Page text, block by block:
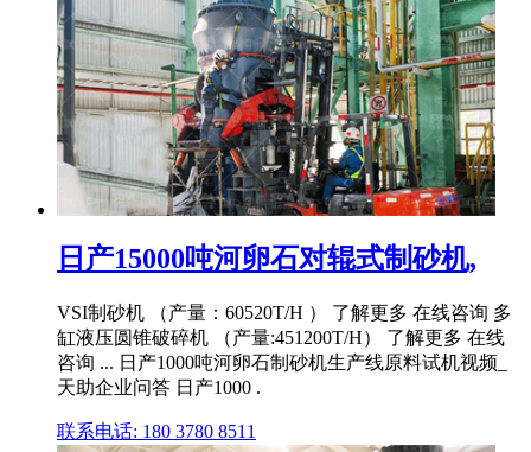
日产15000吨河卵石对辊式制砂机,
VSI制砂机 （产量：60520T/H ） 了解更多 在线咨询 多
缸液压圆锥破碎机 （产量:451200T/H） 了解更多 在线
咨询 ... 日产1000吨河卵石制砂机生产线原料试机视频_
天助企业问答 日产1000 .
联系电话: 180 3780 8511